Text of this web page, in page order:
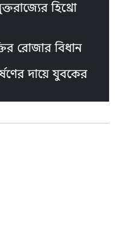
হিথ্রো
রোজার বিধান
দায়ে যুবকের